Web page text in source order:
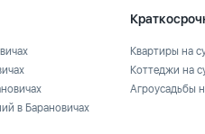
в Барановичах
Квартиры на
Коттеджи на
Агроусадьбы